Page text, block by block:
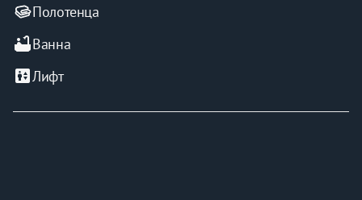
Полотенца
bathtubВанна
elevatorЛифт